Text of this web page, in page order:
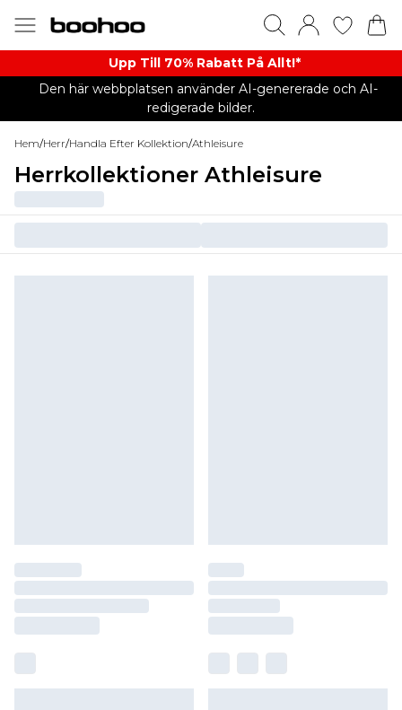
Upp Till 70% Rabatt På Allt!*
Den här webbplatsen använder AI-genererade och AI-
redigerade bilder.
Hem/Herr/Handla Efter Kollektion/Athleisure
Herrkollektioner Athleisure